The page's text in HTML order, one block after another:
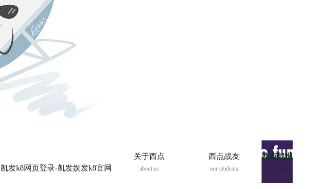
凯发k8网页登录-凯发娱发k8官网
关于西点
about us
西点战友
our students
西点战报
our news